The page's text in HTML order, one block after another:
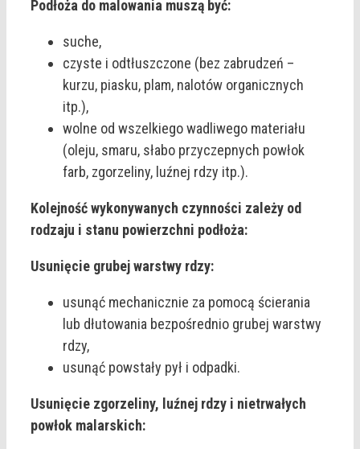
Podłoża do malowania muszą być:
suche,
czyste i odtłuszczone (bez zabrudzeń –
kurzu, piasku, plam, nalotów organicznych
itp.),
wolne od wszelkiego wadliwego materiału
(oleju, smaru, słabo przyczepnych powłok
farb, zgorzeliny, luźnej rdzy itp.).
Kolejność wykonywanych czynności zależy od
rodzaju i stanu powierzchni podłoża:
Usunięcie grubej warstwy rdzy:
usunąć mechanicznie za pomocą ścierania
lub dłutowania bezpośrednio grubej warstwy
rdzy,
usunąć powstały pył i odpadki.
Usunięcie zgorzeliny, luźnej rdzy i nietrwałych
powłok malarskich: